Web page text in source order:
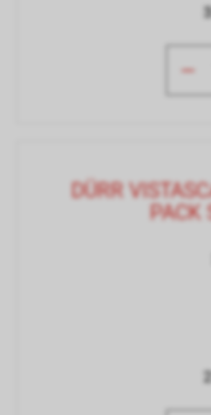
DÜRR
PACK